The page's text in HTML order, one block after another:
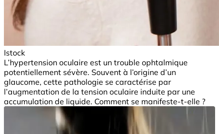
Istock
L’hypertension oculaire est un trouble ophtalmique
potentiellement sévère. Souvent à l’origine d’un
glaucome, cette pathologie se caractérise par
l’augmentation de la tension oculaire induite par une
accumulation de liquide. Comment se manifeste-t-elle ?